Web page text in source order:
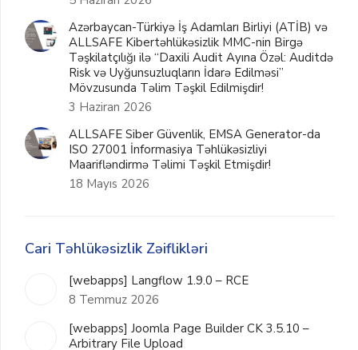
Azərbaycan-Türkiyə İş Adamları Birliyi (ATİB) və
ALLSAFE Kibertəhlükəsizlik MMC-nin Birgə
Təşkilatçılığı ilə “Daxili Audit Ayına Özəl: Auditdə
Risk və Uyğunsuzluqların İdarə Edilməsi”
Mövzusunda Təlim Təşkil Edilmişdir!
3 Haziran 2026
ALLSAFE Siber Güvenlik, EMSA Generator-da
ISO 27001 İnformasiya Təhlükəsizliyi
Maarifləndirmə Təlimi Təşkil Etmişdir!
18 Mayıs 2026
Cari Təhlükəsizlik Zəiflikləri
[webapps] Langflow 1.9.0 – RCE
8 Temmuz 2026
[webapps] Joomla Page Builder CK 3.5.10 –
Arbitrary File Upload